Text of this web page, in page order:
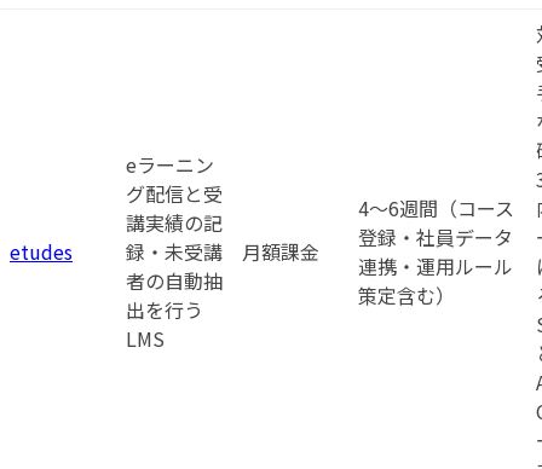
etudes
eラーニン
グ配信と受
講実績の記
録・未受講
者の自動抽
出を行う
LMS
月額課金
4〜6週間（コース
登録・社員データ
連携・運用ルール
策定含む）